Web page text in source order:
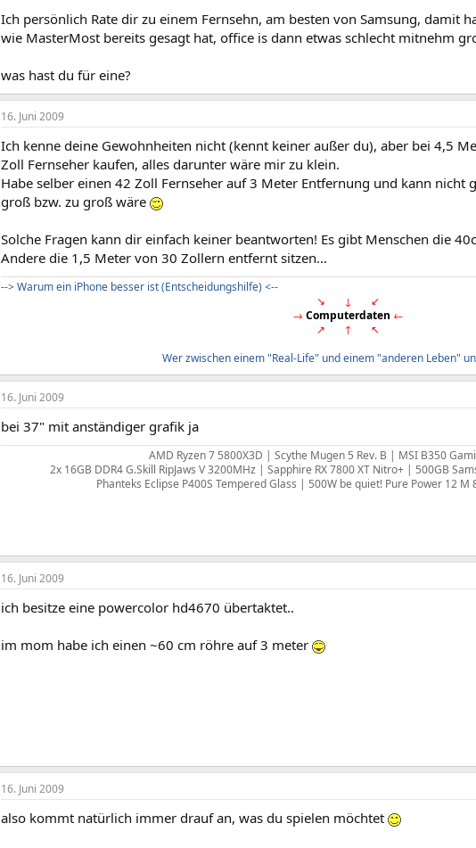
Ich persönlich Rate dir zu einem Fernsehn, am besten von Samsung, damit
wie MasterMost bereits gesagt hat, office is dann etwas schlecht mitnehm
was hast du für eine?
16. Juni 2009
Ich kenne deine Gewohnheiten nicht (kennt keiner außer du), aber bei 4,5
Zoll Fernseher kaufen, alles darunter wäre mir zu klein.
Habe selber einen 42 Zoll Fernseher auf 3 Meter Entfernung und kann nicht
groß bzw. zu groß wäre
Solche Fragen kann dir einfach keiner beantworten! Es gibt Menschen die
Andere die 1,5 Meter von 30 Zollern entfernt sitzen...
--> Warum ein iPhone besser ist (Entscheidungshilfe) <--
↘
↓
↙
→ Computerdaten ←
↗
↑
↖
Wer zwischen einem "Real-Life" und einem "anderen Leben"
16. Juni 2009
bei 37" mit anständiger grafik ja
AMD Ryzen 7 5800X3D | Scythe Mugen 5 Rev. B | MSI B350
2x 16GB DDR4 G.Skill RipJaws V 3200MHz | Sapphire RX 7800 XT Nitro+ | 500GB
Phanteks Eclipse P400S Tempered Glass | 500W be quiet! Pure Power 12 M
16. Juni 2009
ich besitze eine powercolor hd4670 übertaktet..
im mom habe ich einen ~60 cm röhre auf 3 meter
16. Juni 2009
also kommt natürlich immer drauf an, was du spielen möchtet